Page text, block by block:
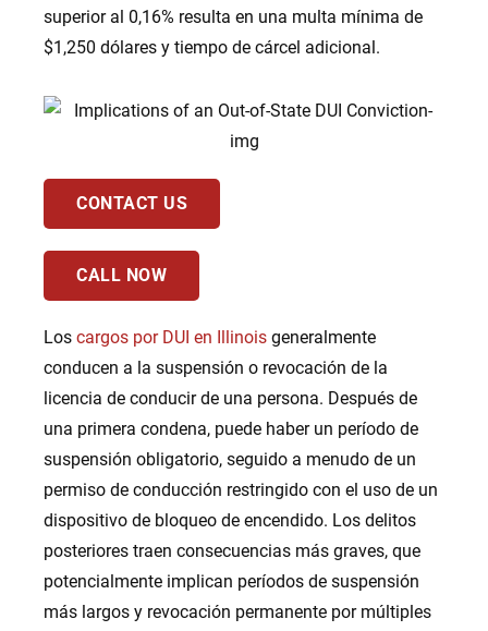
superior al 0,16% resulta en una multa mínima de
$1,250 dólares y tiempo de cárcel adicional.
CONTACT US
CALL NOW
Los cargos por DUI en Illinois generalmente
conducen a la suspensión o revocación de la
licencia de conducir de una persona. Después de
una primera condena, puede haber un período de
suspensión obligatorio, seguido a menudo de un
permiso de conducción restringido con el uso de un
dispositivo de bloqueo de encendido. Los delitos
posteriores traen consecuencias más graves, que
potencialmente implican períodos de suspensión
más largos y revocación permanente por múltiples